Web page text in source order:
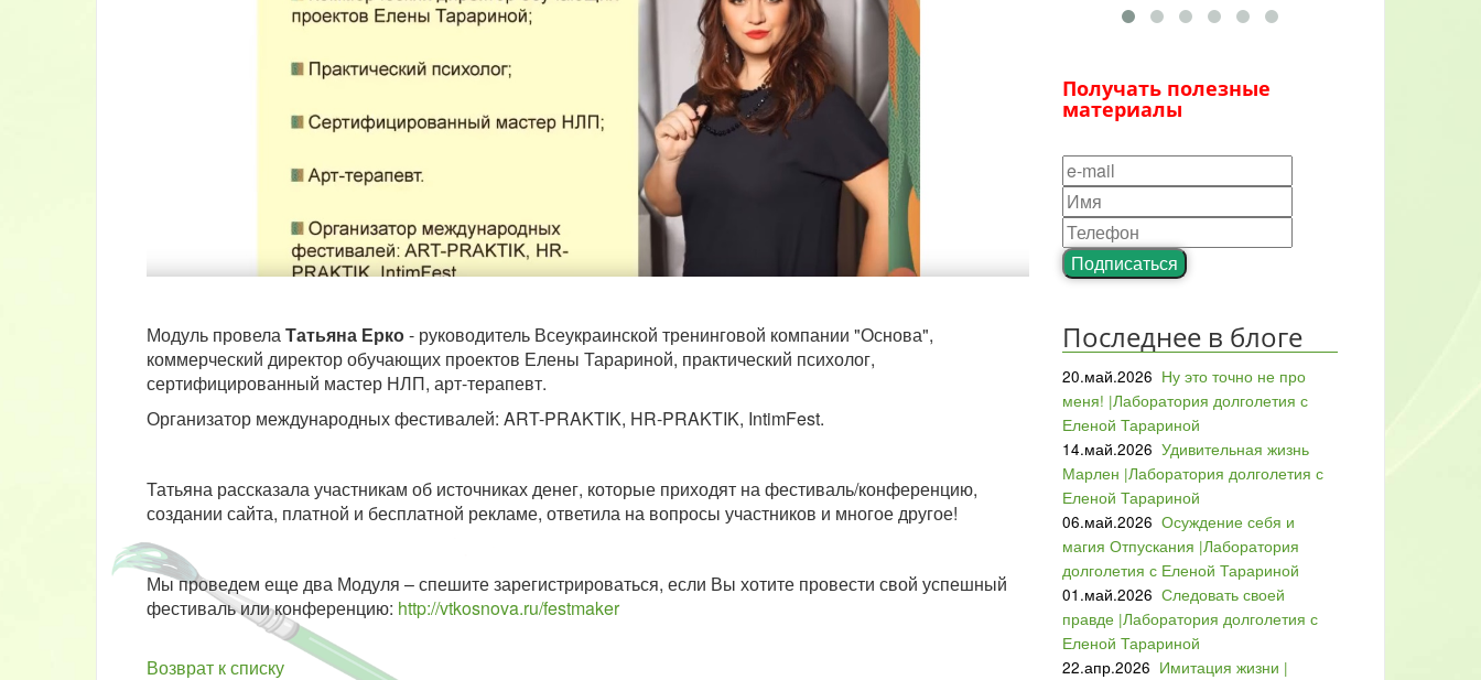
Модуль провелаТатьяна Ерко- руководитель Всеукраинской тренинговой компании "Основа",
коммерческий директор обучающих проектов Елены Тарариной, практический психолог,
сертифицированный мастер НЛП, арт-терапевт.
Организатор международных фестивалей: ART-PRAKTIK, HR-PRAKTIK, IntimFest.
Татьяна рассказала участникам об источниках денег, которые приходят на фестиваль/конференцию,
создании сайта, платной и бесплатной рекламе, ответила на вопросы участников и многое другое!
Мы проведем еще два Модуля – спешите зарегистрироваться, если Вы хотите провести свой успешный
фестиваль или конференцию: http://vtkosnova.ru/festmaker
Возврат к списку
Получать полезные
материалы
Подписаться
Последнее в блоге
20.май.2026 Ну это точно не про
меня! |Лаборатория долголетия с
Еленой Тарариной
14.май.2026 Удивительная жизнь
Марлен |Лаборатория долголетия с
Еленой Тарариной
06.май.2026 Осуждение себя и
магия Отпускания |Лаборатория
долголетия с Еленой Тарариной
01.май.2026 Следовать своей
правде |Лаборатория долголетия с
Еленой Тарариной
22.апр.2026 Имитация жизни |